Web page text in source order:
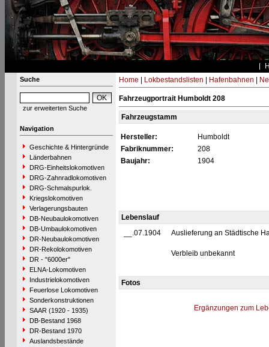
Suche
zur erweiterten Suche
Navigation
Geschichte & Hintergründe
Länderbahnen
DRG-Einheitslokomotiven
DRG-Zahnradlokomotiven
DRG-Schmalspurlok.
Kriegslokomotiven
Verlagerungsbauten
DB-Neubaulokomotiven
DB-Umbaulokomotiven
DR-Neubaulokomotiven
DR-Rekolokomotiven
DR - "6000er"
ELNA-Lokomotiven
Industrielokomotiven
Feuerlose Lokomotiven
Sonderkonstruktionen
SAAR (1920 - 1935)
DB-Bestand 1968
DR-Bestand 1970
Auslandsbestände
Home Lokbestandslisten Hafenbahnen
Fahrzeugportrait Humboldt 208
Fahrzeugstamm
Hersteller:
Humboldt
Fabriknummer:
208
Baujahr:
1904
Lebenslauf
__.07.1904
Auslieferung an Städtische
Verbleib unbekannt
Fotos
Ergänzungen zum